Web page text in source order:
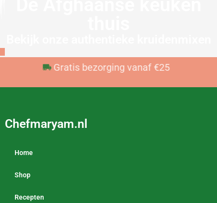
Gratis bezorging vanaf €25
Voor 23:59 besteld, vandaag verzonden
Chefmaryam.nl
Home
Shop
Recepten